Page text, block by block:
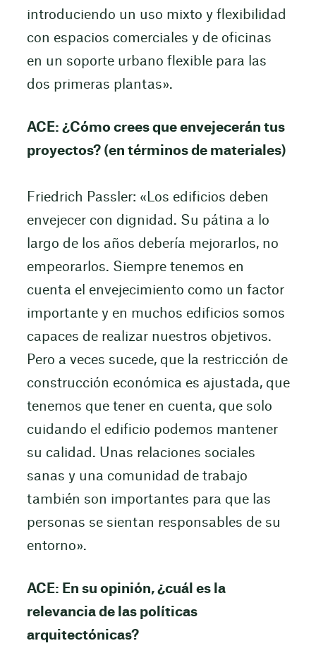
introduciendo un uso mixto y flexibilidad
con espacios comerciales y de oficinas
en un soporte urbano flexible para las
dos primeras plantas».
ACE: ¿Cómo crees que envejecerán tus
proyectos? (en términos de materiales)
Friedrich Passler: «Los edificios deben
envejecer con dignidad. Su pátina a lo
largo de los años debería mejorarlos, no
empeorarlos. Siempre tenemos en
cuenta el envejecimiento como un factor
importante y en muchos edificios somos
capaces de realizar nuestros objetivos.
Pero a veces sucede, que la restricción de
construcción económica es ajustada, que
tenemos que tener en cuenta, que solo
cuidando el edificio podemos mantener
su calidad. Unas relaciones sociales
sanas y una comunidad de trabajo
también son importantes para que las
personas se sientan responsables de su
entorno».
ACE: En su opinión, ¿cuál es la
relevancia de las políticas
arquitectónicas?